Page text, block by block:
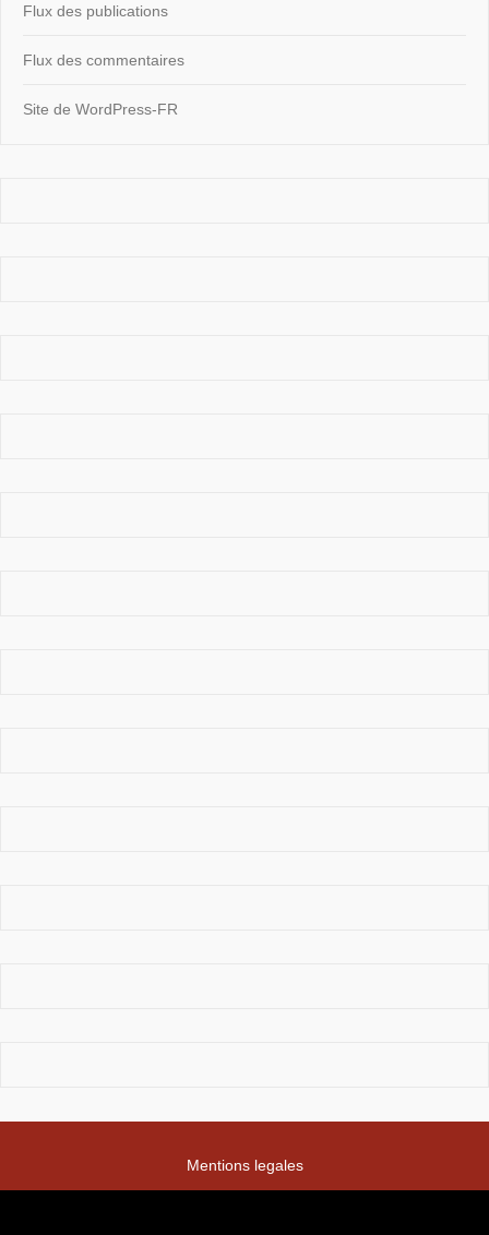
Flux des publications
Flux des commentaires
Site de WordPress-FR
Mentions legales